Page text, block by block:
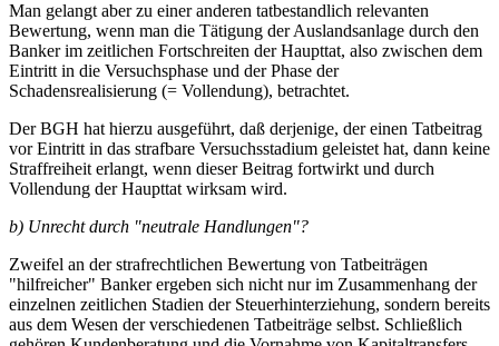
Man gelangt aber zu einer anderen tatbestandlich relevanten
Bewertung, wenn man die Tätigung der Auslandsanlage durch den
Banker im zeitlichen Fortschreiten der Haupttat, also zwischen dem
Eintritt in die Versuchsphase und der Phase der
Schadensrealisierung (= Vollendung), betrachtet.
Der BGH hat hierzu ausgeführt, daß derjenige, der einen Tatbeitrag
vor Eintritt in das strafbare Versuchsstadium geleistet hat, dann keine
Straffreiheit erlangt, wenn dieser Beitrag fortwirkt und durch
Vollendung der Haupttat wirksam wird.
b) Unrecht durch "neutrale Handlungen"?
Zweifel an der strafrechtlichen Bewertung von Tatbeiträgen
"hilfreicher" Banker ergeben sich nicht nur im Zusammenhang der
einzelnen zeitlichen Stadien der Steuerhinterziehung, sondern bereits
aus dem Wesen der verschiedenen Tatbeiträge selbst. Schließlich